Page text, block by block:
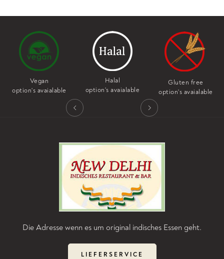
Vegan
option's avaialable
Halal
option's avaialable
Gluten free
option's avaialable
Die Adresse wenn es um original indisches Essen geht.
LIEFERSERVICE